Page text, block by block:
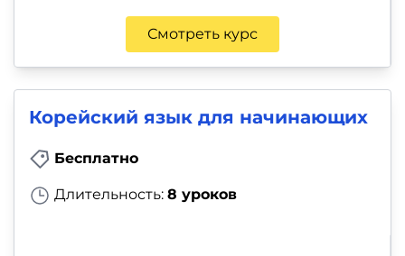
Смотреть курс
Корейский язык для начинающих
Бесплатно
Длительность: 8 уроков